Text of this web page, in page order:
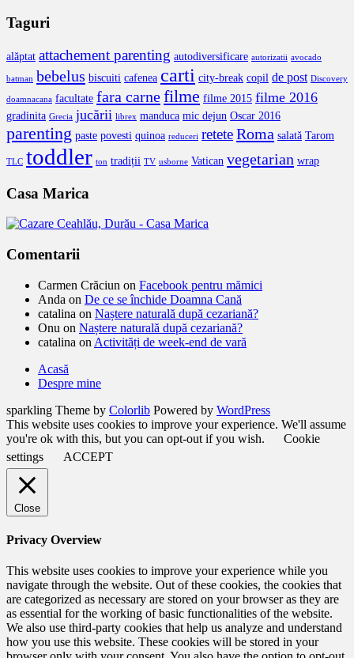
Taguri
alăptat attachement parenting autodiversificare autorizatii avocado
batman bebelus biscuiti cafenea carti city-break copil de post Discovery
doamnacana facultate fara carnefilme filme 2015 filme 2016
gradinita Grecia jucării librex manduca mic dejun Oscar 2016
parenting paste povesti quinoa reduceri reteteRoma salată Tarom
TLC toddler ton tradiții TV usborne Vatican vegetarian wrap
Casa Marica
Comentarii
Carmen Crăciun on Facebook pentru mămici
Anda on De ce se închide Doamna Cană
catalina on Naștere naturală după cezariană?
Onu on Naștere naturală după cezariană?
catalina on Activități de week-end de vară
Acasă
Despre mine
sparkling Theme by Colorlib Powered by WordPress
This website uses cookies to improve your experience. We'll assume
you're ok with this, but you can opt-out if you wish.
Cookie
settings
ACCEPT
Close
Privacy Overview
This website uses cookies to improve your experience while you
navigate through the website. Out of these cookies, the cookies that
are categorized as necessary are stored on your browser as they are
as essential for the working of basic functionalities of the website.
We also use third-party cookies that help us analyze and understand
how you use this website. These cookies will be stored in your